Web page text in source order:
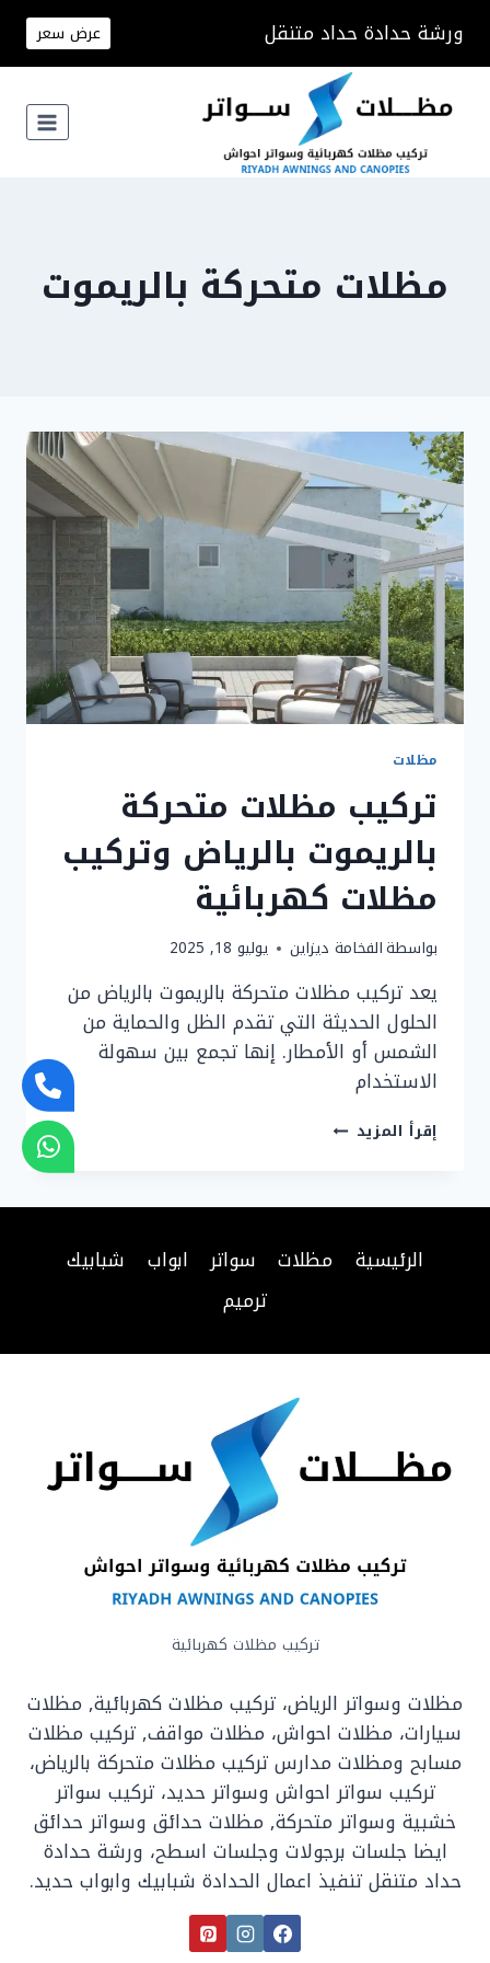
المحتوى
ورشة حدادة حداد متنقل عرض سعر
مظلات متحركة بالريموت
مظلات
تركيب مظلات متحركة
بالريموت بالرياض وتركيب
مظلات كهربائية
بواسطةالفخامة ديزاين يوليو 18, 2025
يعد تركيب مظلات متحركة بالريموت بالرياض من
الحلول الحديثة التي تقدم الظل والحماية من
الشمس أو الأمطار. إنها تجمع بين سهولة
الاستخدام
إقرأ المزيد تركيب
مظلاتالرئيسية مظلات سواتر ابواب
شبابيك
ترميم
تركيب مظلات كهربائية
مظلات وسواتر الرياض، تركيب مظلات كهربائية, مظلات
سيارات، مظلات احواش، مظلات مواقف, تركيب مظلات
مسابح ومظلات مدارس تركيب مظلات متحركة بالرياض،
تركيب سواتر احواش وسواتر حديد، تركيب سواتر
خشبية وسواتر متحركة, مظلات حدائق وسواتر حدائق
ايضا جلسات برجولات وجلسات اسطح، ورشة حدادة
حداد متنقل تنفيذ اعمال الحدادة شبابيك وابواب حديد.